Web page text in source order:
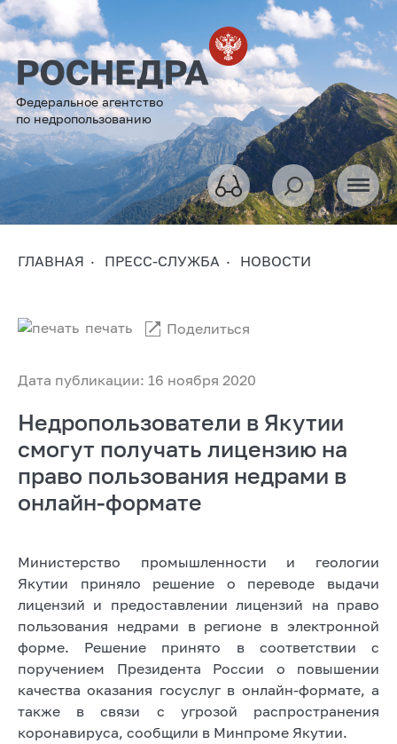
Федеральное агентство
по недропользованию
ГЛАВНАЯ ПРЕСС-СЛУЖБА НОВОСТИ
Дата публикации: 16 ноября 2020
печать Поделиться
Недропользователи в Якутии
смогут получать лицензию на
право пользования недрами в
онлайн-формате
Министерство промышленности и геологии
Якутии приняло решение о переводе выдачи
лицензий и предоставлении лицензий на право
пользования недрами в регионе в электронной
форме. Решение принято в соответствии с
поручением Президента России о повышении
качества оказания госуслуг в онлайн-формате, а
также в связи с угрозой распространения
коронавируса, сообщили в Минпроме Якутии.